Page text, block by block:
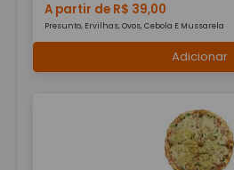
A partir de R$ 39,00
Presunto, Ervilhas, Ovos, Cebola E Mussarela
Adicionar